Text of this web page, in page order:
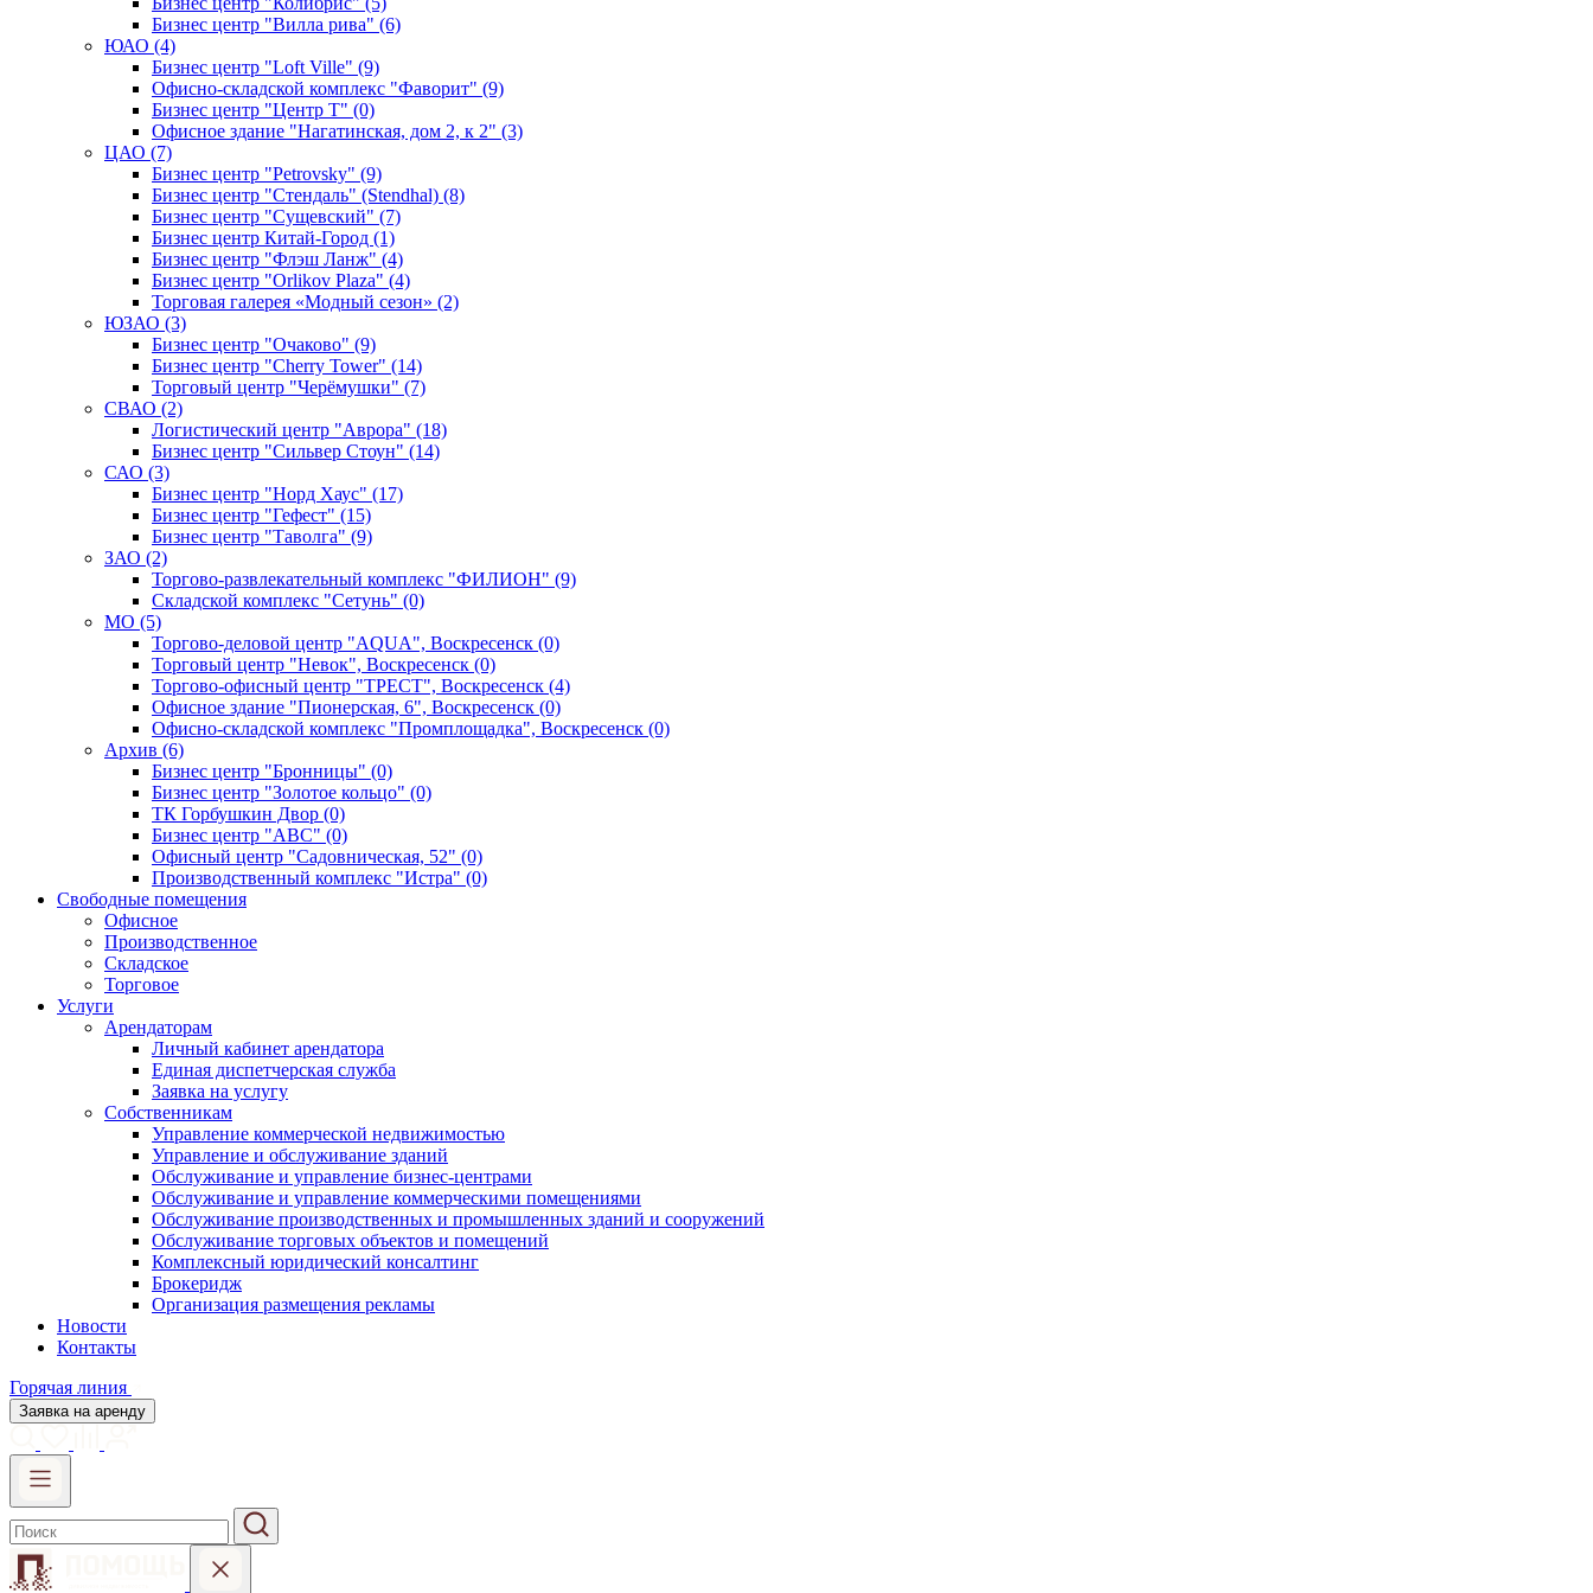
Бизнес центр "Вилла рива" (6)
ЮАО (4)
Бизнес центр "Loft Ville" (9)
Офисно-складской комплекс "Фаворит" (9)
Бизнес центр "Центр Т" (0)
Офисное здание "Нагатинская, дом 2, к 2" (3)
ЦАО (7)
Бизнес центр "Petrovsky" (9)
Бизнес центр "Стендаль" (Stendhal) (8)
Бизнес центр "Сущевский" (7)
Бизнес центр Китай-Город (1)
Бизнес центр "Флэш Ланж" (4)
Бизнес центр "Orlikov Plaza" (4)
Торговая галерея «Модный сезон» (2)
ЮЗАО (3)
Бизнес центр "Очаково" (9)
Бизнес центр "Cherry Tower" (14)
Торговый центр "Черёмушки" (7)
СВАО (2)
Логистический центр "Аврора" (18)
Бизнес центр "Сильвер Стоун" (14)
САО (3)
Бизнес центр "Норд Хаус" (17)
Бизнес центр "Гефест" (15)
Бизнес центр "Таволга" (9)
ЗАО (2)
Торгово-развлекательный комплекс "ФИЛИОН" (9)
Складской комплекс "Сетунь" (0)
MO (5)
Торгово-деловой центр "AQUA", Воскресенск (0)
Торговый центр "Невок", Воскресенск (0)
Торгово-офисный центр "ТРЕСТ", Воскресенск (4)
Офисное здание "Пионерская, 6", Воскресенск (0)
Офисно-складской комплекс "Промплощадка", Воскресенск (0)
Архив (6)
Бизнес центр "Бронницы" (0)
Бизнес центр "Золотое кольцо" (0)
ТК Горбушкин Двор (0)
Бизнес центр "АВС" (0)
Офисный центр "Садовническая, 52" (0)
Производственный комплекс "Истра" (0)
Свободные помещения
Офисное
Производственное
Складское
Торговое
Услуги
Арендаторам
Личный кабинет арендатора
Единая диспетчерская служба
Заявка на услугу
Собственникам
Управление коммерческой недвижимостью
Управление и обслуживание зданий
Обслуживание и управление бизнес-центрами
Обслуживание и управление коммерческими помещениями
Обслуживание производственных и промышленных зданий и сооружений
Обслуживание торговых объектов и помещений
Комплексный юридический консалтинг
Брокеридж
Организация размещения рекламы
Новости
Контакты
Горячая линия
Заявка на аренду